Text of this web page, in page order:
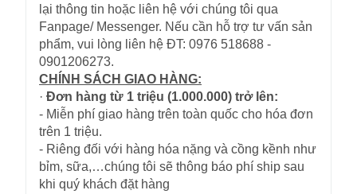
lại thông tin hoặc liên hệ với chúng tôi qua
Fanpage/ Messenger. Nếu cần hỗ trợ tư vấn sản
phẩm, vui lòng liên hệ ĐT: 0976 518688 -
0901206273.
CHÍNH SÁCH GIAO HÀNG:
· Đơn hàng từ 1 triệu (1.000.000) trở lên:
- Miễn phí giao hàng trên toàn quốc cho hóa đơn
trên 1 triệu.
- Riêng đối với hàng hóa nặng và cồng kềnh như
bỉm, sữa,…chúng tôi sẽ thông báo phí ship sau
khi quý khách đặt hàng